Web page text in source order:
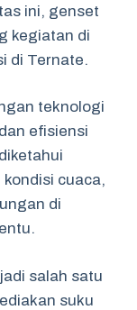
ini, genset
kegiatan di
di Ternate.
teknologi
efisiensi
cuaca,
di
salah satu
suku